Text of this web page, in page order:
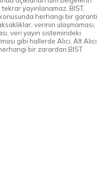
yayınlanamaz. BIST,
herhangi bir garanti
verinin ulaşmaması,
veri yayın sistemindeki
gibi hallerde Alıcı, Alt Alıcı
bir zarardan BIST